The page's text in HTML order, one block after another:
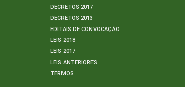
DECRETOS 2017
DECRETOS 2013
EDITAIS DE CONVOCAÇÃO
LEIS 2018
LEIS 2017
LEIS ANTERIORES
TERMOS